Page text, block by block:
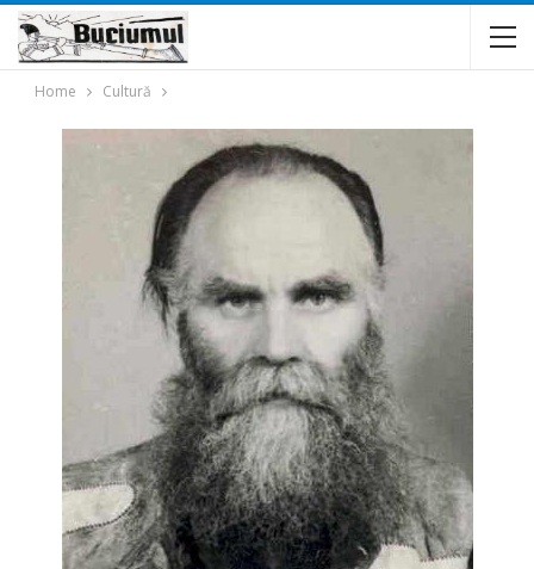
Home Cultură